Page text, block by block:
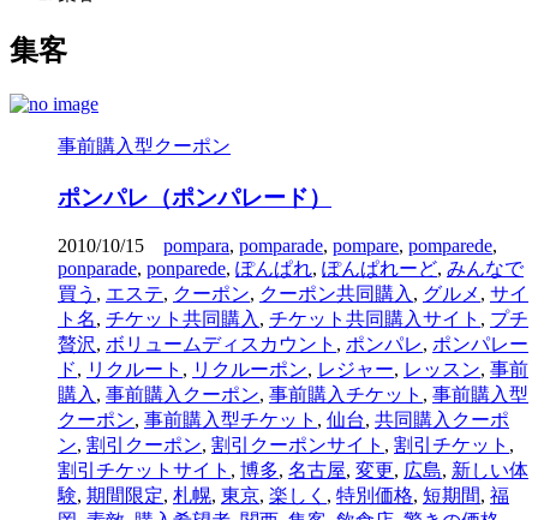
集客
事前購入型クーポン
ポンパレ（ポンパレード）
2010/10/15 pompara, pomparade, pompare, pomparede,
ponparade, ponparede, ぽんぱれ, ぽんぱれーど, みんなで
買う , エステ, クーポン, クーポン共同購入 , グルメ , サイ
ト名, チケット共同購入 , チケット共同購入サイト , プチ
贅沢, ボリュームディスカウント , ポンパレ, ポンパレー
ド, リクルート , リクルーポン, レジャー, レッスン, 事前
購入 , 事前購入クーポン, 事前購入チケット , 事前購入型
クーポン, 事前購入型チケット , 仙台, 共同購入クーポ
ン, 割引クーポン, 割引クーポンサイト , 割引チケット ,
割引チケットサイト , 博多, 名古屋, 変更, 広島, 新しい体
験, 期間限定, 札幌, 東京, 楽しく , 特別価格, 短期間, 福